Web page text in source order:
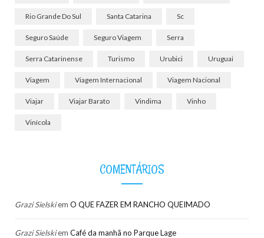
Rio Grande Do Sul Santa Catarina Sc
Seguro Saúde Seguro Viagem Serra
Serra Catarinense Turismo Urubici Uruguai
Viagem Viagem Internacional Viagem Nacional
Viajar Viajar Barato Vindima Vinho
Vinícola
COMENTÁRIOS
Grazi Sielskiem O QUE FAZER EM RANCHO QUEIMADO
Grazi Sielskiem Café da manhã no Parque Lage